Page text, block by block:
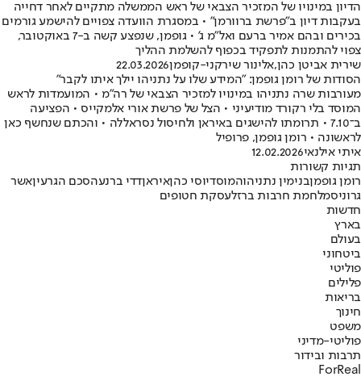
הדיון במינויו של המזכיר הצבאי של ראש הממשלה מתקיים לאחר דחייה
בעקבות דיון ב"פרשת ברוורמן" • במסגרת הוועדה צפויים להישמע גורמים
בכירים ובהם אמיר ברעם ואל"מ ג' • גופמן, שנפצע קשה ב-7 באוקטובר,
צפוי להתמנות לתפקיד בכפוף להשלמת ההליך
שירית אביטן כהן,אלינור שירקני-קופמן22.03.2026
הסודות של רומן גופמן: "המידע שלו על נתניהו יילך איתו לקבר"
מעורבות שרה נתניהו במינויו למזכיר הצבאי של רה"מ • המועמדות לראש
המוסד בלי רקורד מודיעיני • הצל של פרשת אורי אלמקייס • הפציעה
ב־7.10 • תרומתו להישגים באיראן ולחיסול נסראללה • והכתם שנחשף כאן
לראשונה • רומן גופמן, פרופיל
איתי אילנאי12.02.2026
תגיות קשורות
רומן גופמןבנימין נתניהוהמוסדיוסי כהןאיראןדדי ברנעהסכם הגרעיןאשר
גרוניסמלחמת חרבות ברזלעסקת חטופים
חדשות
בארץ
בעולם
ביטחוני
פוליטי
פלילים
בריאות
חינוך
משפט
פוליטי-מדיני
תרבות ובידור
ForReal